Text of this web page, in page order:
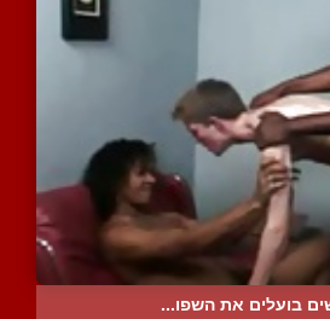
בועלים את השפו...